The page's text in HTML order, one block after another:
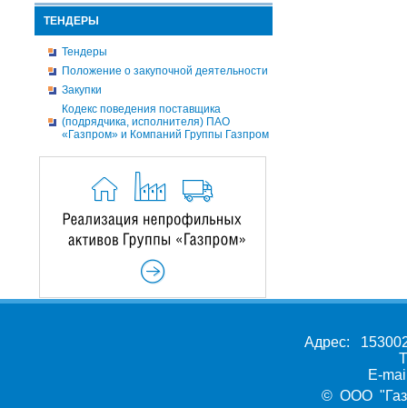
ТЕНДЕРЫ
Тендеры
Положение о закупочной деятельности
Закупки
Кодекс поведения поставщика
(подрядчика, исполнителя) ПАО
«Газпром» и Компаний Группы Газпром
Адрес:
E-
© ООО